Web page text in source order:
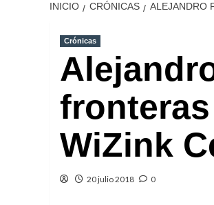
INICIO CRÓNICAS ALEJANDRO
Crónicas
WiZink
20 julio 2018 0